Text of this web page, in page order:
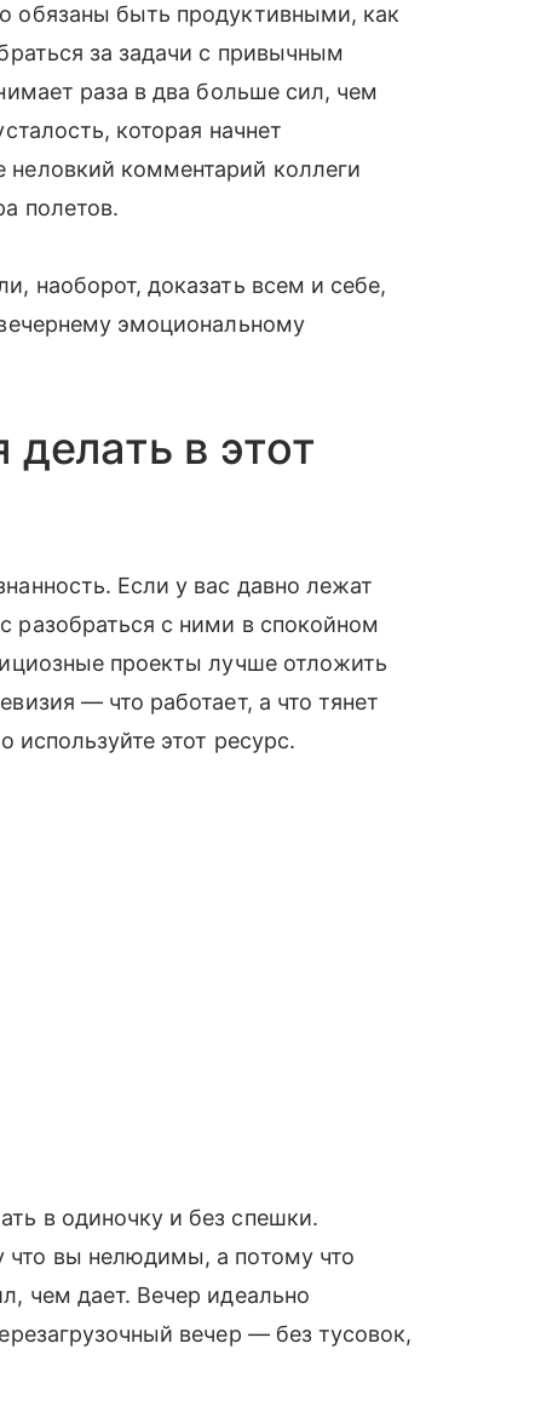
обязаны быть продуктивными, как
за задачи с привычным
раза в два больше сил, чем
которая начнет
комментарий коллеги
полетов.
наоборот, доказать всем и себе,
эмоциональному
в этот
Если у вас давно лежат
разобраться с ними в спокойном
проекты лучше отложить
— что работает, а что тянет
используйте этот ресурс.
в одиночку и без спешки.
вы нелюдимы, а потому что
чем дает. Вечер идеально
вечер — без тусовок,